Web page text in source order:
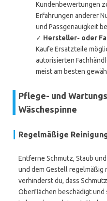
Kundenbewertungen
Erfahrungen anderer
und Passgenauigkeit
✓ Hersteller- oder
Kaufe Ersatzteile
autorisierten
meist am besten
Pflege- und
Wäschespinne
Regelmäßige
Entferne Schmutz, Staub
und dem Gestell regelmäßig
verhinderst du, dass
Oberflächen beschädigt und